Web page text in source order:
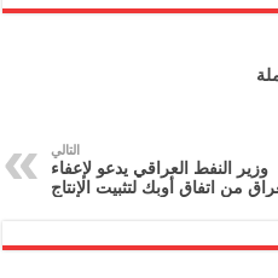
nt
التالي
وزير النفط العراقي يدعو لإعفاء
من اتفاق أوبك لتثبيت الإنتاج